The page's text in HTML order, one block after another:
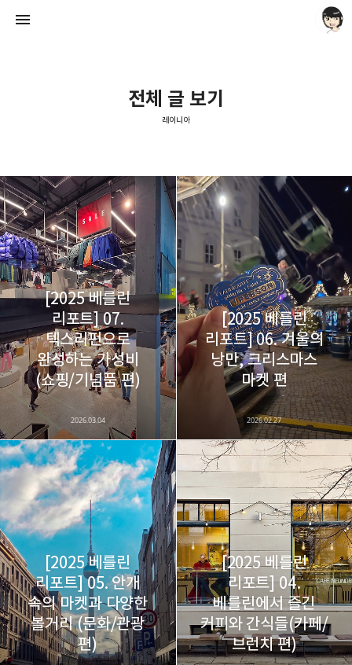
전체 글 보기
레이니아
[2025 베를린
리포트] 07.
텍스리펀으로
완성하는 가성비
(쇼핑/기념품 편)
2026.03.04
[2025 베를린
리포트] 06. 겨울의
낭만, 크리스마스
마켓 편
2026.02.27
[2025 베를린
리포트] 05. 안개
속의 마켓과 다양한
볼거리 (문화/관광
편)
[2025 베를린
리포트] 04.
베를린에서 즐긴
커피와 간식들(카페/
브런치 편)
레이니아
레이니아